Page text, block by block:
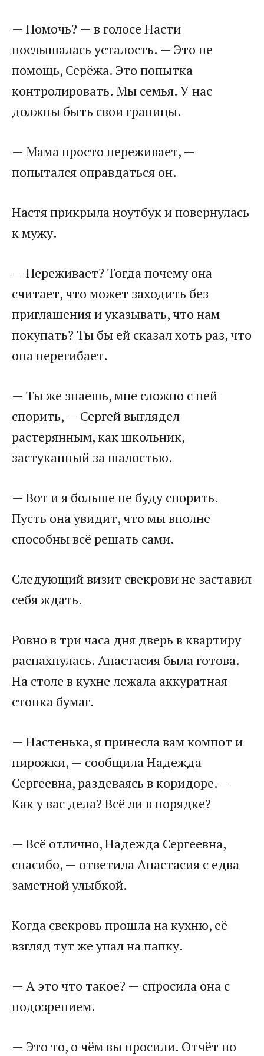
— Помочь? — в голосе Насти
послышалась усталость. — Это не
помощь, Серёжа. Это попытка
контролировать. Мы семья. У нас
должны быть свои границы.
— Мама просто переживает, —
попытался оправдаться он.
Настя прикрыла ноутбук и повернулась
к мужу.
— Переживает? Тогда почему она
считает, что может заходить без
приглашения и указывать, что нам
покупать? Ты бы ей сказал хоть раз, что
она перегибает.
— Ты же знаешь, мне сложно с ней
спорить, — Сергей выглядел
растерянным, как школьник,
застуканный за шалостью.
— Вот и я больше не буду спорить.
Пусть она увидит, что мы вполне
способны всё решать сами.
Следующий визит свекрови не заставил
себя ждать.
Ровно в три часа дня дверь в квартиру
распахнулась. Анастасия была готова.
На столе в кухне лежала аккуратная
стопка бумаг.
— Настенька, я принесла вам компот и
пирожки, — сообщила Надежда
Сергеевна, раздеваясь в коридоре. —
Как у вас дела? Всё ли в порядке?
— Всё отлично, Надежда Сергеевна,
спасибо, — ответила Анастасия с едва
заметной улыбкой.
Когда свекровь прошла на кухню, её
взгляд тут же упал на папку.
— А это что такое? — спросила она с
подозрением.
— Это то, о чём вы просили. Отчёт по